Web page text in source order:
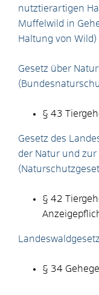
nutztierartigen
Muffelwild in
Haltung von Wild)
Gesetz über
§ 43
Gesetz des
der Natur und
§ 42
§ 34